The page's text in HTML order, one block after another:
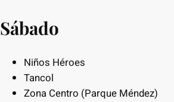
Sábado
Niños Héroes
Tancol
Zona Centro (Parque Méndez)